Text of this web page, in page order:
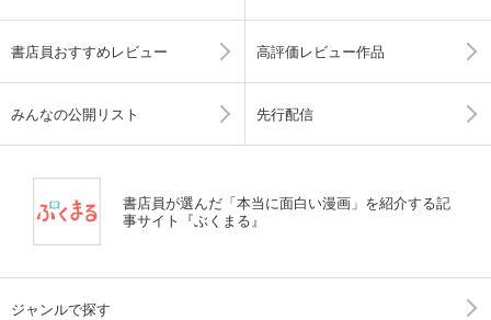
書店員おすすめレビュー 高評価レビュー作品
みんなの公開リスト 先行配信
書店員が選んだ「本当に面白い漫画」を紹介する記
事サイト『ぶくまる』
ジャンルで探す